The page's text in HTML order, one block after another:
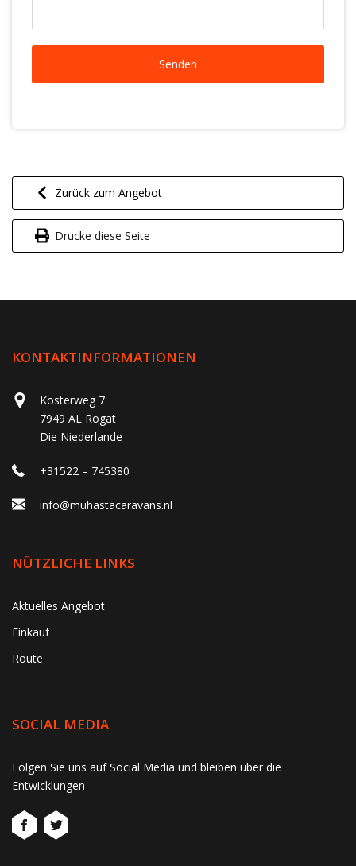
Zurück zum Angebot
Drucke diese Seite
KONTAKTINFORMATIONEN
Kosterweg 7
7949 AL Rogat
Die Niederlande
+31522 – 745380
info@muhastacaravans.nl
NÜTZLICHE LINKS
Aktuelles Angebot
Einkauf
Route
SOCIAL MEDIA
Folgen Sie uns auf Social Media und bleiben über die
Entwicklungen
gtag('consent', 'update', function() { window.dataLayer =
window.dataLayer || []; window.dataLayer.push({ 'event':
'consent_update' }); });